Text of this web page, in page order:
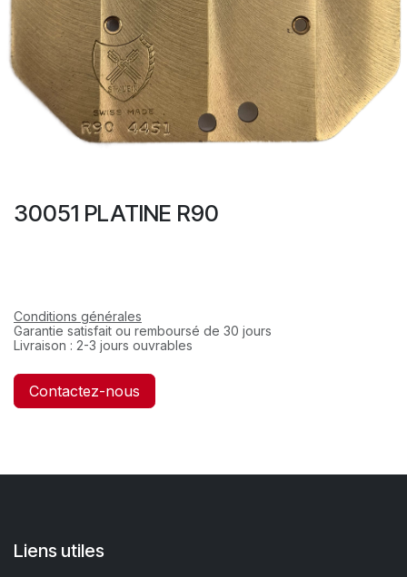
30051 PLATINE R90
Conditions générales
Garantie satisfait ou remboursé de 30 jours
Livraison : 2-3 jours ouvrables
Contactez-nous
Liens utiles